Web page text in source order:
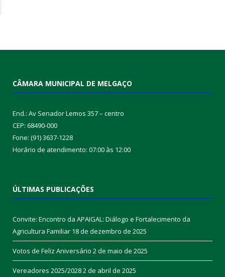
CÂMARA MUNICIPAL DE MELGAÇO
End.: Av Senador Lemos 357 – centro
CEP: 68490-000
Fone: (91) 3637-1228
Horário de atendimento: 07:00 às 12:00
ÚLTIMAS PUBLICAÇÕES
Convite: Encontro da APAIGAL: Diálogo e Fortalecimento da
Agricultura Familiar 18 de dezembro de 2025
Votos de Feliz Aniversário 2 de maio de 2025
Vereadores 2025/20282 de abril de 2025